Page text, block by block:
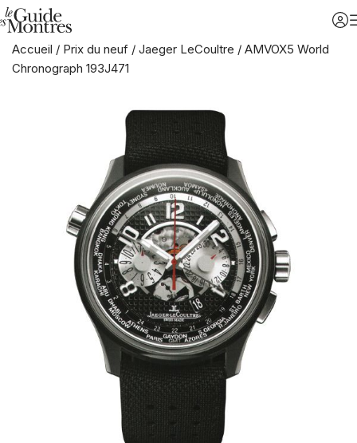
Accueil / Prix du neuf / Jaeger LeCoultre / AMVOX5 World
Chronograph 193J471